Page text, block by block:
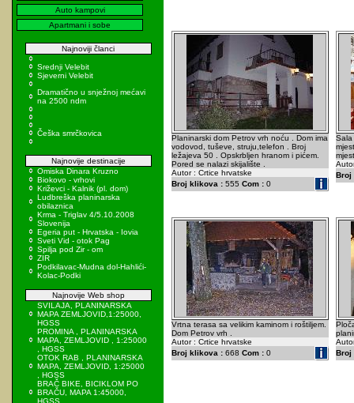
Auto kampovi
Apartmani i sobe
Najnoviji članci
Srednji Velebit
Sjeverni Velebit
Dramatično u snježnoj mećavi
na 2500 ndm
Češka smrčkovica
Najnovije destinacije
Omiska Dinara Kruzno
Biokovo - vrhovi
Križevci - Kalnik (pl. dom)
Ludbreška planinarska
obilaznica
Krma - Triglav 4/5.10.2008
Slovenija
Egeria put - Hrvatska - Iovia
Sveti Vid - otok Pag
Spilja pod Zir - om
ZIR
Podkilavac-Mudna dol-Hahlići-
Kolac-Podki
Najnovije Web shop
SVILAJA, PLANINARSKA
MAPA ZEMLJOVID,1:25000,
HGSS
PROMINA , PLANINARSKA
MAPA, ZEMLJOVID , 1:25000
, HGSS
OTOK RAB , PLANINARSKA
MAPA, ZEMLJOVID, 1:25000
, HGSS
BRAČ BIKE, BICIKLOM PO
BRAČU, MAPA 1:45000,
HGSS
Planinarski dom Petrov vrh noću . Dom ima
vodovod, tuševe, struju,telefon . Broj
ležajeva 50 . Opskrbljen hranom i pićem.
Pored se nalazi skijalište .
Autor : Crtice hrvatske
Broj klikova :555 Com :0
Sala
Broj
Vrtna terasa sa velikim kaminom i roštiljem.
Dom Petrov vrh .
Autor : Crtice hrvatske
Broj klikova :668 Com :0
Broj